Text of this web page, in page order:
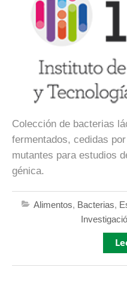
Colección de bacterias
fermentados, cedidas
mutantes para estudios
génica.
Alimentos, Bacterias,